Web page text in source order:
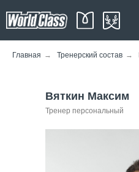
Главная → Тренерский состав →
Вяткин Максим
Тренер персональный